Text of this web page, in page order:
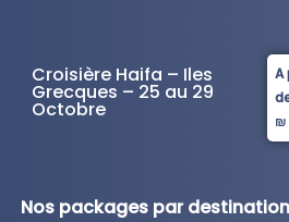
Croisière Haifa – Iles
Grecques – 25 au 29
Octobre
A
₪
Nos packages par destination